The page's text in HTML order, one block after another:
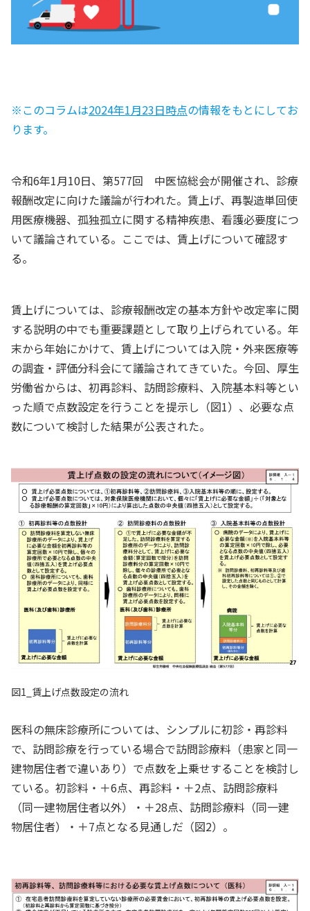
※このコラムは2024年1月23日時点の情報をもとにしてお
ります。
令和6年1月10日、第577回 中医協総会が開催され、診療
報酬改定に向けた議論が行われた。賃上げ、再製造単回使
用医療機器、孤独孤立に関する精神疾患、看護必要度につ
いて議論されている。ここでは、賃上げについて確認す
る。
賃上げについては、診療報酬改定の基本方針や改定率に関
する説明の中でも重要課題として取り上げられている。年
末から年始にかけて、賃上げについては入院・外来医療等
の調査・評価分科会にて議論されてきていた。今回、厚生
労働省からは、初再診料、訪問診療料、入院基本料等とい
った順で点数設定を行うことを提示し（図1）、必要な点
数について検討した結果が公表された。
図1_賃上げ点数設定の流れ
医科の無床診療所については、シンプルに初診・再診料
で、訪問診療を行っている場合で訪問診療料（患家と同一
建物居住者で違いあり）で点数を上乗せすることを検討し
ている。初診料・＋6点、再診料・＋2点、訪問診療料
（同⼀建物居住者以外）・＋28点、訪問診療料（同⼀建
物居住者）・＋7点となる見通しだ（図2）。